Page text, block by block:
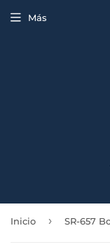
Más
Inicio ›